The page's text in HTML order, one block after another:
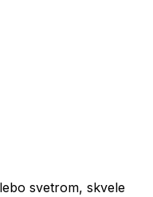
svetrom, skvele